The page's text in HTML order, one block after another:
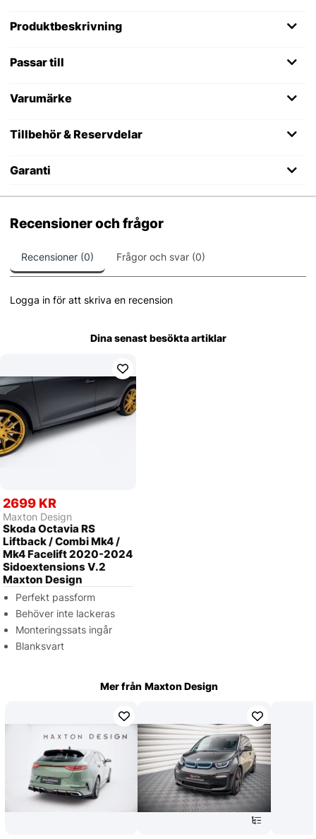
Produktbeskrivning
Passar till
Varumärke
Tillbehör & Reservdelar
Garanti
Recensioner och frågor
Recensioner (0) Frågor och svar (0)
Logga in för att skriva en recension
Dina senast besökta artiklar
2699 KR
Maxton Design
Skoda Octavia RS
Liftback / Combi Mk4 /
Mk4 Facelift 2020-2024
Sidoextensions V.2
Maxton Design
Perfekt passform
Behöver inte lackeras
Monteringssats ingår
Blanksvart
Mer från Maxton Design